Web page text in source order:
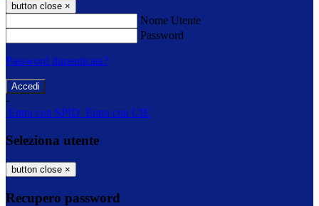
button close ×
Nome Utente
Password
Password dimenticata?
-
Entra con SPID Entra con CIE
Seleziona utente
button close ×
Recupero password